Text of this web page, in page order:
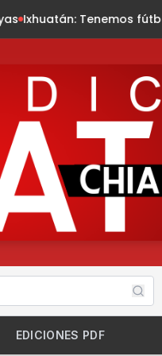
fútbol de verano sub 15
EDICIONES PDF